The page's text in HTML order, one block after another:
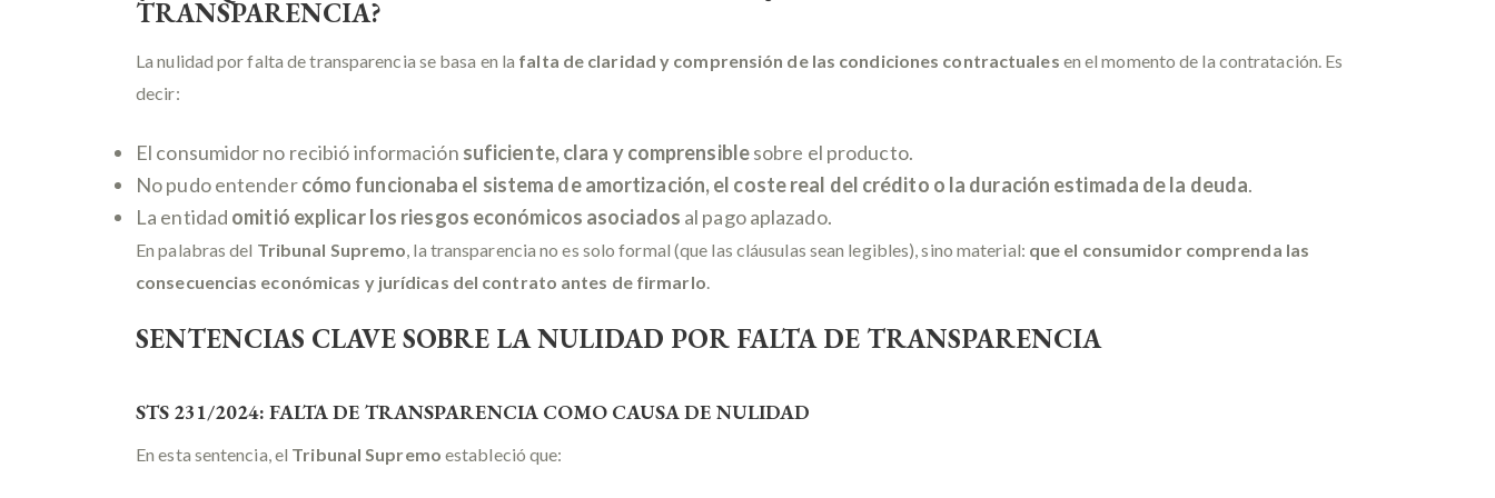
TRANSPARENCIA?
La nulidad por falta de transparencia se basa en la falta de claridad y comprensión de las condiciones contractuales en el momento de la contratación. Es
decir:
El consumidor no recibió información suficiente, clara y comprensiblesobre el producto.
No pudo entendercómo funcionaba el sistema de amortización, el coste real del crédito o la duración estimada de la deuda.
La entidad omitió explicar los riesgos económicos asociados al pago aplazado.
En palabras del Tribunal Supremo , la transparencia no es solo formal (que las cláusulas sean legibles), sino material: que el consumidor comprenda las
consecuencias económicas y jurídicas del contrato antes de firmarlo
SENTENCIAS CLAVE SOBRE LA NULIDAD POR FALTA DE TRANSPARENCIA
STS 231/2024: FALTA DE TRANSPARENCIA COMO CAUSA DE NULIDAD
En esta sentencia, el Tribunal Supremo estableció que: